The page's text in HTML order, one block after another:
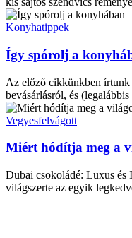
Konyhatippek
Így spórolj a
Az előző cikkünkben
bevásárlásról, és
Vegyesfelvágott
Miért hódítja meg a
Dubai csokoládé: Luxus és
világszerte az egyik